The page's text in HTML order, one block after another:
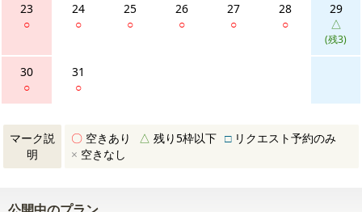
23
○
24
○
25
○
26
○
27
○
28
○
29
△
(残3)
30
○
31
○
マーク説
明
〇 空きあり △ 残り5枠以下 □リクエスト予約のみ
× 空きなし